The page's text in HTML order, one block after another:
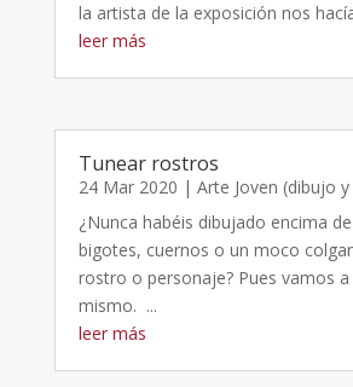
la artista de la exposición nos
leer más
Tunear rostros
24 Mar 2020 | Arte Joven (dibujo
¿Nunca habéis dibujado encima
bigotes, cuernos o un moco
rostro o personaje? Pues vamos
mismo. ...
leer más